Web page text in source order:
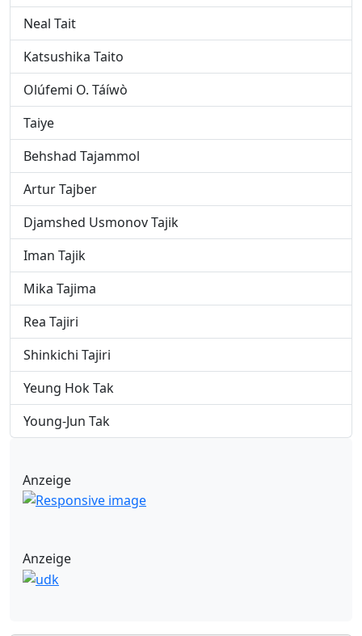
Neal Tait
Katsushika Taito
Olúfemi O. Táíwò
Taiye
Behshad Tajammol
Artur Tajber
Djamshed Usmonov Tajik
Iman Tajik
Mika Tajima
Rea Tajiri
Shinkichi Tajiri
Yeung Hok Tak
Young-Jun Tak
Anzeige
Anzeige